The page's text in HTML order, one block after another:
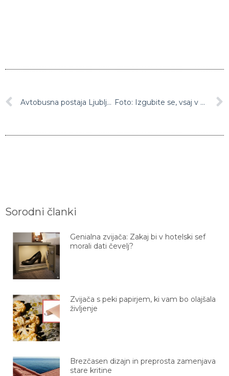
Avtobusna postaja Ljubljana je prenovljena – a žal le na spletu Foto: Izgubite se, vsaj v mislih, v najbolj barvitih mestih na svetu
Sorodni članki
Genialna zvijača: Zakaj bi v hotelski sef
morali dati čevelj?
Zvijača s peki papirjem, ki vam bo olajšala
življenje
Brezčasen dizajn in preprosta zamenjava
stare kritine